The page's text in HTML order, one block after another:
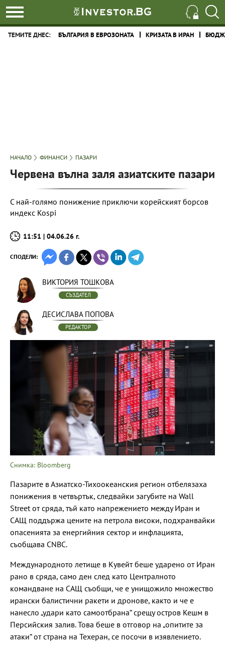
ТЕМИТЕ ДНЕС: БЪЛГАРИЯ В ЕВРОЗОНАТА КРИЗАТА В ИРАН
НАЧАЛО ФИНАНСИ ПАЗАРИ
Червена вълна заля азиатските пазари
С най-голямо понижение приключи корейският борсов
индекс Kospi
11:51 | 04.06.26 г.
СПОДЕЛИ:
ВИКТОРИЯ ТОШКОВА
СЪЗДАТЕЛ
ДЕСИСЛАВА ПОПОВА
РЕДАКТОР
Снимка: Bloomberg
Пазарите в Азиатско-Тихоокеанския регион отбелязаха
понижения в четвъртък, следвайки загубите на Wall
Street от сряда, тъй като напрежението между Иран и
САЩ поддържа цените на петрола високи, подхранвайки
опасенията за енергийния сектор и инфлацията,
съобщава CNBC.
Международното летище в Кувейт беше ударено от Иран
рано в сряда, само ден след като Централното
командване на САЩ съобщи, че е унищожило множество
ирански балистични ракети и дронове, както и че е
нанесло „удари като самоотбрана“ срещу остров Кешм в
Персийския залив. Това беше в отговор на „опитите за
атаки“ от страна на Техеран, се посочи в изявлението.